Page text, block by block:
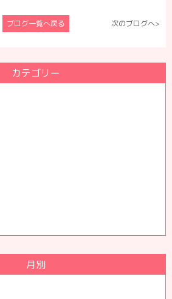
ブログ一覧へ戻る 次のブログへ>
カテゴリー
月別